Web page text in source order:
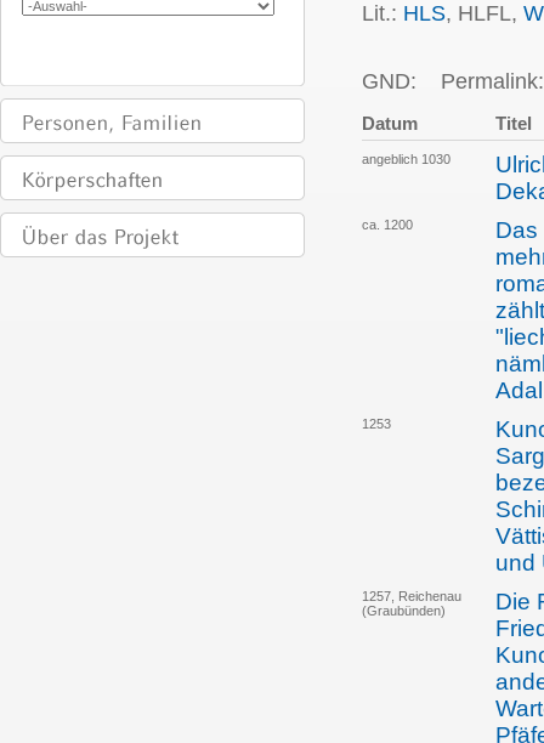
Lit.: HLS, HLFL,
GND:
Datum Titel
angeblich 1030
ca. 1200
Das
1253
und
1257, Reichenau
(Graubünden)
Die